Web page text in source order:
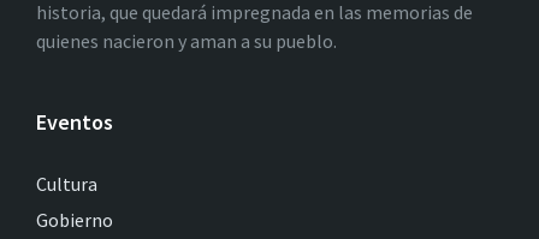
historia, que quedará impregnada en las memorias de
quienes nacieron y aman a su pueblo.
Eventos
Cultura
Gobierno